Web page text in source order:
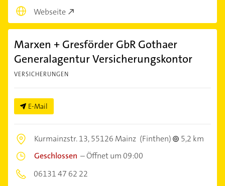
Webseite
Marxen + Gresförder GbR Gothaer
Generalagentur Versicherungskontor
VERSICHERUNGEN
E-Mail
Kurmainzstr. 13,55126 Mainz (Finthen)
5,2 km
Geschlossen –Öffnet um 09:00
06131 47 62 22